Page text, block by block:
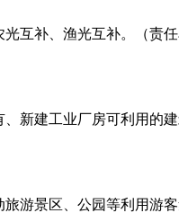
互补、渔光互补。（责
新建工业厂房可利用的
游景区、公园等利用游